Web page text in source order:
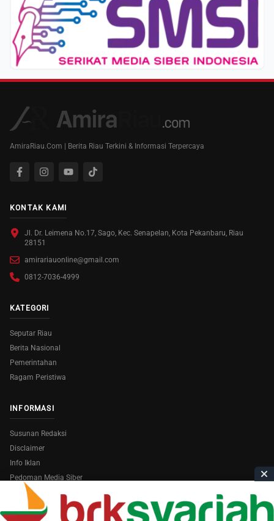
AmiraRiau.Com | Berita Riau Terkini & Informasi Terpercaya
KONTAK KAMI
Jl. Dr. Leimena No.17, Sago, Kec. Senapelan, Kota Pekanbaru, Riau
28151
amirariauonline@gmail.com
0812-7036-4999
KATEGORI
Seputar Riau
Berita Nasional
Pemerintahan
Ragam Peristiwa
INFORMASI
Susunan Redaksi
Disclaimer
Info Iklan
Pedoman Media Siber